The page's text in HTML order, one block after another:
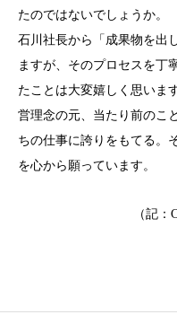
たのではないでしょうか。
石川社長から「成果物を出
ますが、そのプロセスを
たことは大変嬉しく思いま
営理念の元、当たり前のこ
ちの仕事に誇りをもてる。
を心から願っています。
（記：